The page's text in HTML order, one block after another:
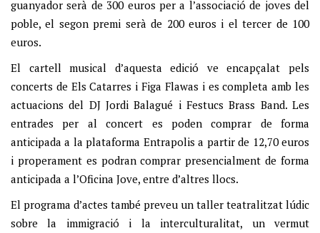
guanyador serà de 300 euros per a l’associació de joves del
poble, el segon premi serà de 200 euros i el tercer de 100
euros.
El cartell musical d’aquesta edició ve encapçalat pels
concerts de Els Catarres i Figa Flawas i es completa amb les
actuacions del DJ Jordi Balagué i Festucs Brass Band. Les
entrades per al concert es poden comprar de forma
anticipada a la plataforma Entrapolis a partir de 12,70 euros
i properament es podran comprar presencialment de forma
anticipada a l’Oficina Jove, entre d’altres llocs.
El programa d’actes també preveu un taller teatralitzat lúdic
sobre la immigració i la interculturalitat, un vermut